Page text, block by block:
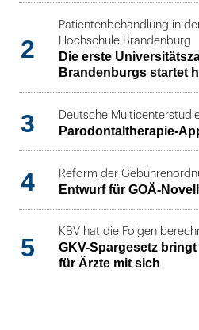
2
Patientenbehandlung in
Hochschule Brandenburg
Die erste
Brandenburgs startet
3 Deutsche
Parodontaltherapie-
4 Reform der
Entwurf für GOÄ-
5
KBV hat die Folgen
GKV-Spargesetz
für Ärzte mit sich